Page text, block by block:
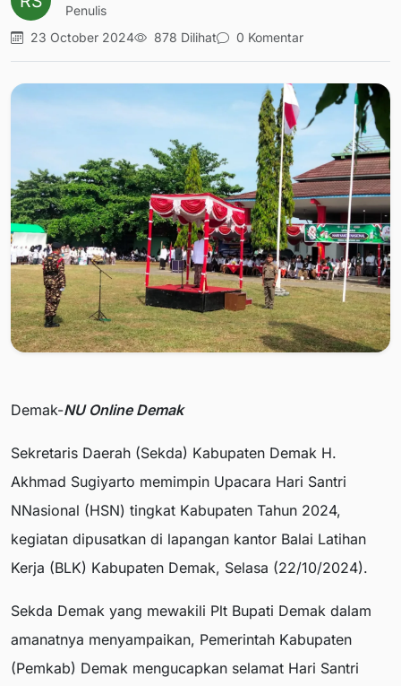
Penulis
23 October 2024
878 Dilihat 0 Komentar
Demak-NU Online Demak
Sekretaris Daerah (Sekda) Kabupaten Demak H.
Akhmad Sugiyarto memimpin Upacara Hari Santri
NNasional (HSN) tingkat Kabupaten Tahun 2024,
kegiatan dipusatkan di lapangan kantor Balai Latihan
Kerja (BLK) Kabupaten Demak, Selasa (22/10/2024).
Sekda Demak yang mewakili Plt Bupati Demak dalam
amanatnya menyampaikan, Pemerintah Kabupaten
(Pemkab) Demak mengucapkan selamat Hari Santri